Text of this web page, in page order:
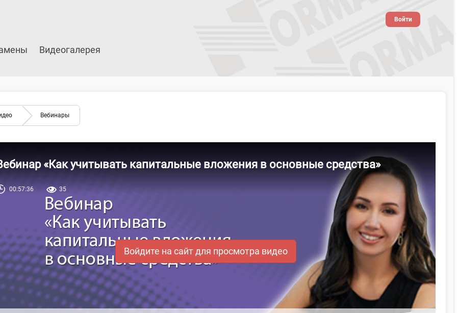
Видеогалерея
Войти
Вебинары
«Как учитывать капитальные вложения в основные средства»
00:57:36 35
Войдите на сайт для просмотра видео